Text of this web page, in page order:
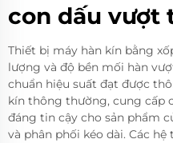
con dấu vượt
Thiết bị máy hàn kín bằng
lượng và độ bền mối hàn
chuẩn hiệu suất đạt được
kín thông thường, cung cấp
đáng tin cậy cho sản phẩm
và phân phối kéo dài. Các